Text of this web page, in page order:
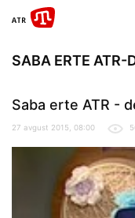
SABA ERTE ATR-
Saba erte ATR -
27 avgust 2015, 08:00